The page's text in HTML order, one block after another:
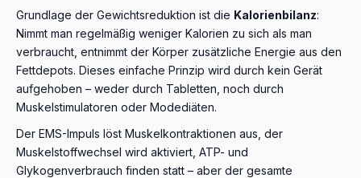
Grundlage der Gewichtsreduktion ist die Kalorienbilanz:
Nimmt man regelmäßig weniger Kalorien zu sich als man
verbraucht, entnimmt der Körper zusätzliche Energie aus den
Fettdepots. Dieses einfache Prinzip wird durch kein Gerät
aufgehoben – weder durch Tabletten, noch durch
Muskelstimulatoren oder Modediäten.
Der EMS-Impuls löst Muskelkontraktionen aus, der
Muskelstoffwechsel wird aktiviert, ATP- und
Glykogenverbrauch finden statt – aber der gesamte